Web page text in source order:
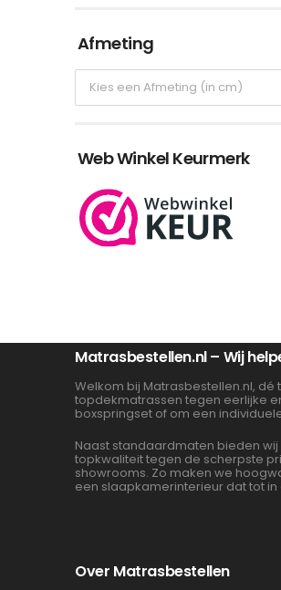
Afmeting
Web Winkel Keurmerk
Matrasbestellen.nl – Wij
Welkom bij Matrasbestellen.nl,
topdekmatrassen tegen eerlijke
boxspringset of om een
Naast standaardmaten bieden
topkwaliteit tegen de scherpste
showrooms. Zo maken we
een slaapkamerinterieur dat tot
Over Matrasbestellen